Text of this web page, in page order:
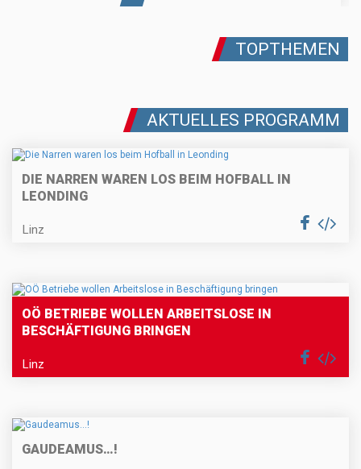
TOPTHEMEN
AKTUELLES PROGRAMM
DIE NARREN WAREN LOS BEIM HOFBALL IN
LEONDING
Linz
OÖ BETRIEBE WOLLEN ARBEITSLOSE IN
BESCHÄFTIGUNG BRINGEN
Linz
GAUDEAMUS…!